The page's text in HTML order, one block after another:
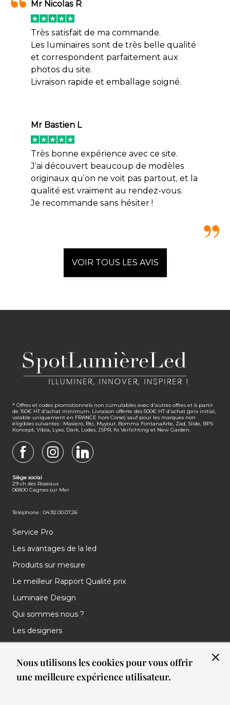
Nous utilisons les cookies pour vous offrir
une meilleure expérience utilisateur.
Mr Nicolas R
Très satisfait de ma commande.
Les luminaires sont de très belle qualité
et correspondent parfaitement aux
photos du site.
Livraison rapide et emballage soigné.
Mr Bastien L
Très bonne expérience avec ce site.
J’ai découvert beaucoup de modèles
originaux qu’on ne voit pas partout, et la
qualité est vraiment au rendez-vous.
Je recommande sans hésiter !
VOIR TOUS LES AVIS
* Offres et codes promotionnels non cumulables avec d'autres offres et à partir
de 150€ HT d'achat minimum. Livraison offerte dès 500€ HT d'achat (prix initial,
valable uniquement en FRANCE hors Corse) sauf pour les marques non
éligibles suivantes : Masiero, Btc, Myyour, Bomma FontanaArte, Zad, Slide, BPS
Koncept, Vibia, Lyxo, Dark, Lodes, JSPR, Ks Verlichting et New Garden.
Siège social
29 ch des Roseaux
06800 Cagnes sur Mer
Téléphone : 04.92.00.07.26
Service Pro
Les avantages de la led
Produits sur mesure
Le meilleur Rapport Qualité prix
Luminaire Design
Qui sommes nous ?
Les designers
Nos réalisations
Nos Clients